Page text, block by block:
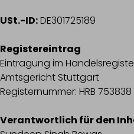
USt.-ID:DE301725189
Registereintrag
Eintragung im
Amtsgericht Stuttgart
Registernummer: HRB 753838
Verantwortlich für den